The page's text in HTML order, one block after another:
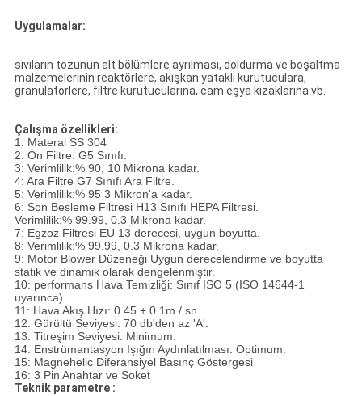
Uygulamalar:
sıvıların tozunun alt bölümlere ayrılması, doldurma ve boşaltma
malzemelerinin reaktörlere, akışkan yataklı kurutuculara,
granülatörlere, filtre kurutucularına, cam eşya kızaklarına vb.
Çalışma özellikleri:
1: Materal SS 304
2: Ön Filtre: G5 Sınıfı.
3: Verimlilik:% 90, 10 Mikrona kadar.
4: Ara Filtre G7 Sınıfı Ara Filtre.
5: Verimlilik:% 95 3 Mikron'a kadar.
6: Son Besleme Filtresi H13 Sınıfı HEPA Filtresi.
Verimlilik:% 99.99, 0.3 Mikrona kadar.
7: Egzoz Filtresi EU 13 derecesi, uygun boyutta.
8: Verimlilik:% 99.99, 0.3 Mikrona kadar.
9: Motor Blower Düzeneği Uygun derecelendirme ve boyutta
statik ve dinamik olarak dengelenmiştir.
10: performans Hava Temizliği: Sınıf ISO 5 (ISO 14644-1
uyarınca).
11: Hava Akış Hızı: 0.45 + 0.1m / sn.
12: Gürültü Seviyesi: 70 db'den az 'A'.
13: Titreşim Seviyesi: Minimum.
14: Enstrümantasyon Işığın Aydınlatılması: Optimum.
15: Magnehelic Diferansiyel Basınç Göstergesi
16: 3 Pin Anahtar ve Soket
Teknik parametre :